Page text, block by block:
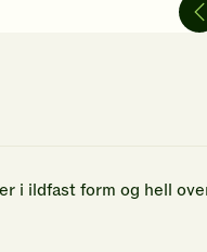
vurdering.
i ildfast form og hell